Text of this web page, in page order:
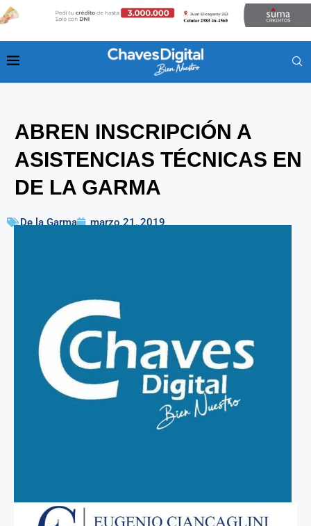
ABREN INSCRIPCIÓN A
ASISTENCIAS TÉCNICAS EN
DE LA GARMA
De la Garma marzo 21, 2019